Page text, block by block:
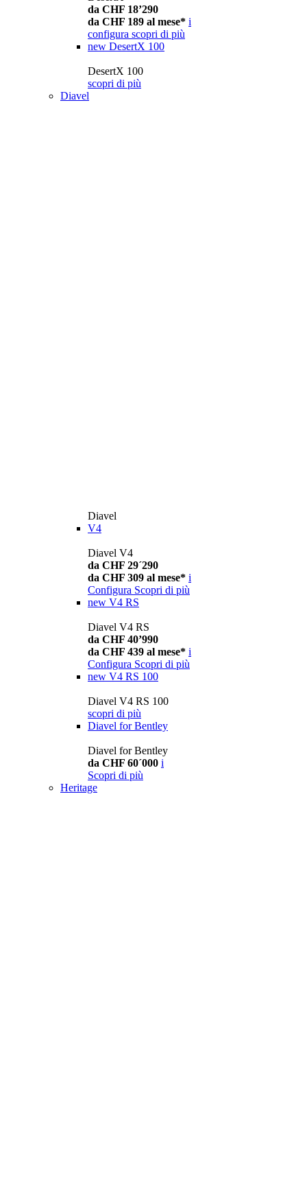
da CHF 18’290
da CHF 189 al mese* i
configura scopri di più
new DesertX 100
DesertX 100
scopri di più
Diavel
Diavel
V4
Diavel V4
da CHF 29´290
da CHF 309 al mese* i
Configura Scopri di più
new V4 RS
Diavel V4 RS
da CHF 40’990
da CHF 439 al mese* i
Configura Scopri di più
new V4 RS 100
Diavel V4 RS 100
scopri di più
Diavel for Bentley
Diavel for Bentley
da CHF 60´000 i
Scopri di più
Heritage